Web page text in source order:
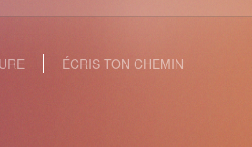
ÉCRIS TON CHEMIN